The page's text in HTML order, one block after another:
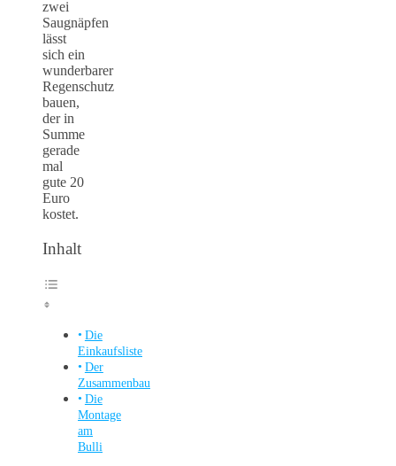
zwei
Saugnäpfen
lässt
sich ein
wunderbarer
Regenschutz
bauen,
der in
Summe
gerade
mal
gute 20
Euro
kostet.
Inhalt
Die
Einkaufsliste
Der
Zusammenbau
Die
Montage
am
Bulli